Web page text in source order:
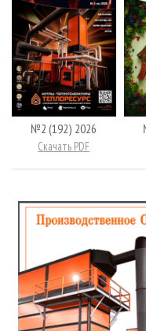
№2 (192) 2026
Скачать PDF